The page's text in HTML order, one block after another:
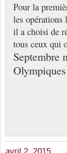
Pour la
les opérations
il a choisi de
tous ceux qui
Septembre